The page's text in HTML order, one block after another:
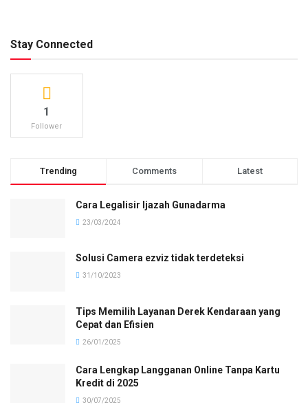
Stay Connected
1
Follower
Trending Comments Latest
Cara Legalisir Ijazah Gunadarma
23/03/2024
Solusi Camera ezviz tidak terdeteksi
31/10/2023
Tips Memilih Layanan Derek Kendaraan yang
Cepat dan Efisien
26/01/2025
Cara Lengkap Langganan Online Tanpa Kartu
Kredit di 2025
30/07/2025